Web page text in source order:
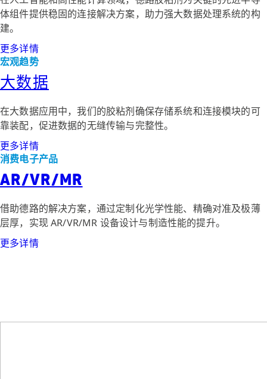
体组件提供稳固的连接解决方案，助力强大数据处理系统的构
建。
更多详情
宏观趋势
大数据
在大数据应用中，我们的胶粘剂确保存储系统和连接模块的可
靠装配，促进数据的无缝传输与完整性。
更多详情
消费电子产品
AR/VR/MR
借助德路的解决方案，通过定制化光学性能、精确对准及极薄
层厚，实现 AR/VR/MR 设备设计与制造性能的提升。
更多详情